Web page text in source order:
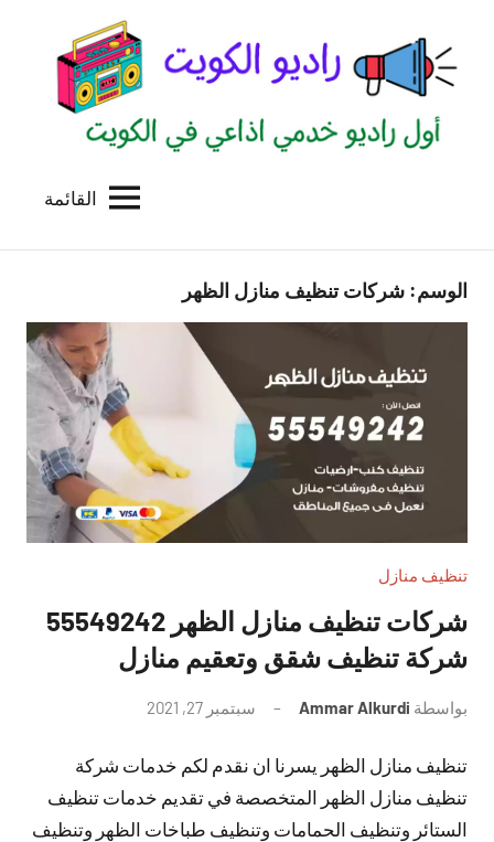
المحتوى
الكويت
للاعلانات
القائمة
الوسم: شركات تنظيف منازل الظهر
تنظيف منازل
شركات تنظيف منازل الظهر 55549242
شركة تنظيف شقق وتعقيم منازل
بواسطة Ammar Alkurdi سبتمبر 27, 2021
تعليقات
تنظيف منازل الظهر يسرنا ان نقدم لكم خدمات شركة
تنظيف منازل الظهر المتخصصة في تقديم خدمات تنظيف
الستائر وتنظيف الحمامات وتنظيف طباخات الظهر وتنظيف